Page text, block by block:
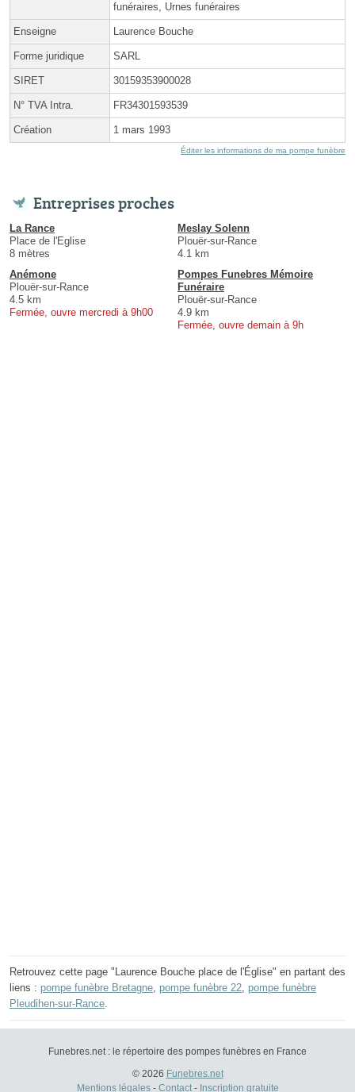
funéraires, Urnes funéraires
Enseigne Laurence Bouche
Forme juridique SARL
SIRET 30159353900028
N° TVA Intra. FR34301593539
Création 1 mars 1993
Éditer les informations de ma pompe funèbre
Entreprises proches
La Rance
Place de l'Eglise
8 mètres
Meslay Solenn
Plouër-sur-Rance
4.1 km
Anémone
Plouër-sur-Rance
4.5 km
Fermée, ouvre mercredi à 9h00
Pompes Funebres Mémoire
Funéraire
Plouër-sur-Rance
4.9 km
Fermée, ouvre demain à 9h
Retrouvez cette page "Laurence Bouche place de l'Église" en partant des
liens : pompe funèbre Bretagne, pompe funèbre 22, pompe funèbre
Pleudihen-sur-Rance.
Funebres.net : le répertoire des pompes funèbres en France
© 2026 Funebres.net
Mentions légales- Contact- Inscription gratuite